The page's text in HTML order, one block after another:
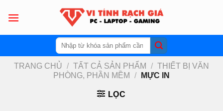
Tìm
kiếm:
TRANG CHỦ / TẤT CẢ SẢN PHẨM / THIẾT BỊ VĂN
PHÒNG, PHẦN MỀM
/ MỰC IN
LỌC